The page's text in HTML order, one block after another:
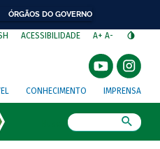
ÓRGÃOS DO GOVERNO
ACESSIBILIDADE A+ A-
CONHECIMENTO IMPRENSA